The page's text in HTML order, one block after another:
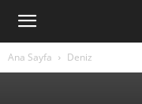
Ana Sayfa Deniz